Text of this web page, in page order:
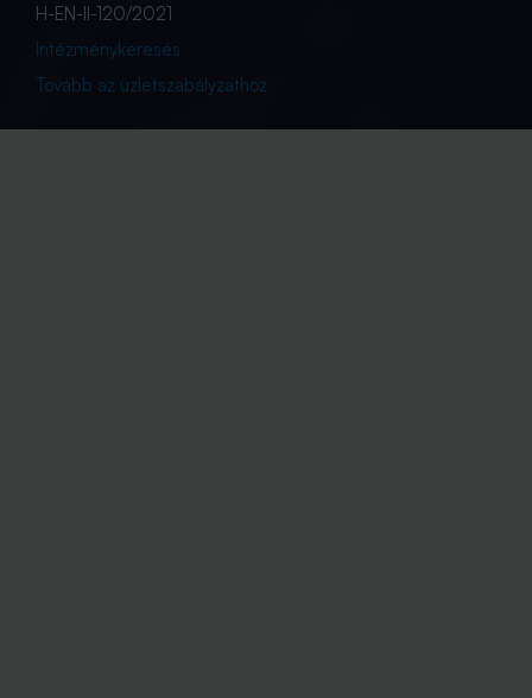
H-EN-II-120/2021
Intézménykeresés
Tovább az üzletszabályzathoz